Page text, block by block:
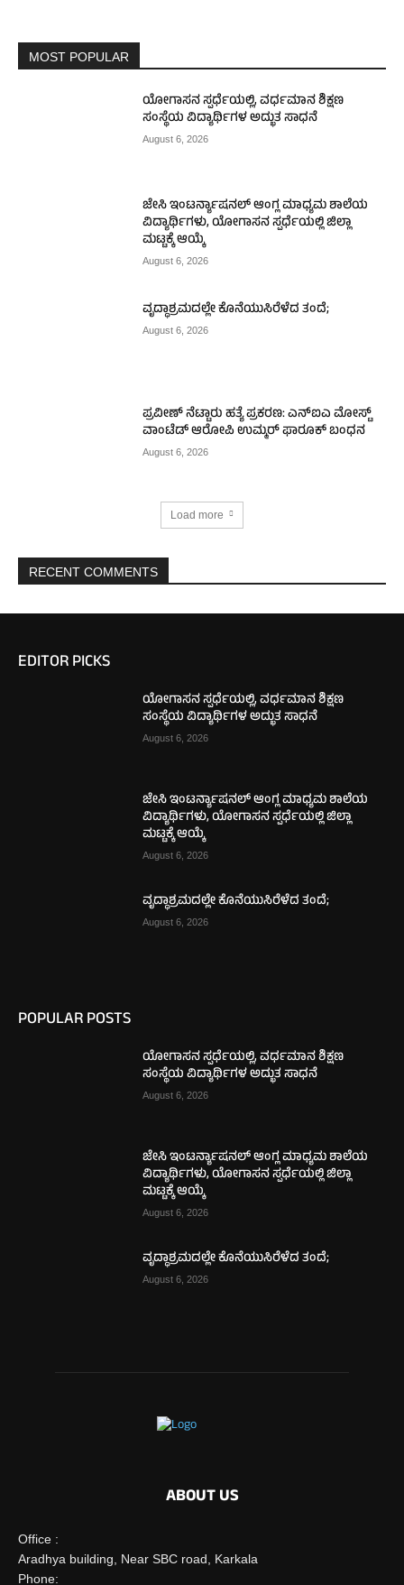
MOST POPULAR
ಯೋಗಾಸನ ಸ್ಪರ್ಧೆಯಲ್ಲಿ, ವರ್ಧಮಾನ ಶಿಕ್ಷಣ
ಸಂಸ್ಥೆಯ ವಿದ್ಯಾರ್ಥಿಗಳ ಅದ್ಭುತ ಸಾಧನೆ
August 6, 2026
ಜೇಸಿ ಇಂಟರ್ನ್ಯಾಷನಲ್ ಆಂಗ್ಲ ಮಾಧ್ಯಮ ಶಾಲೆಯ
ವಿದ್ಯಾರ್ಥಿಗಳು, ಯೋಗಾಸನ ಸ್ಪರ್ಧೆಯಲ್ಲಿ ಜಿಲ್ಲಾ
ಮಟ್ಟಕ್ಕೆ ಆಯ್ಕೆ
August 6, 2026
ವೃದ್ಧಾಶ್ರಮದಲ್ಲೇ ಕೊನೆಯುಸಿರೆಳೆದ ತಂದೆ;
August 6, 2026
ಪ್ರವೀಣ್ ನೆಟ್ಟಾರು ಹತ್ಯೆ ಪ್ರಕರಣ: ಎನ್‌ಐಎ ಮೋಸ್ಟ್‌
ವಾಂಟೆಡ್‌ ಆರೋಪಿ ಉಮ್ಮರ್ ಫಾರೂಕ್ ಬಂಧನ
August 6, 2026
Load more
RECENT COMMENTS
EDITOR PICKS
ಯೋಗಾಸನ ಸ್ಪರ್ಧೆಯಲ್ಲಿ, ವರ್ಧಮಾನ ಶಿಕ್ಷಣ
ಸಂಸ್ಥೆಯ ವಿದ್ಯಾರ್ಥಿಗಳ ಅದ್ಭುತ ಸಾಧನೆ
August 6, 2026
ಜೇಸಿ ಇಂಟರ್ನ್ಯಾಷನಲ್ ಆಂಗ್ಲ ಮಾಧ್ಯಮ ಶಾಲೆಯ
ವಿದ್ಯಾರ್ಥಿಗಳು, ಯೋಗಾಸನ ಸ್ಪರ್ಧೆಯಲ್ಲಿ ಜಿಲ್ಲಾ
ಮಟ್ಟಕ್ಕೆ ಆಯ್ಕೆ
August 6, 2026
ವೃದ್ಧಾಶ್ರಮದಲ್ಲೇ ಕೊನೆಯುಸಿರೆಳೆದ ತಂದೆ;
August 6, 2026
POPULAR POSTS
ಯೋಗಾಸನ ಸ್ಪರ್ಧೆಯಲ್ಲಿ, ವರ್ಧಮಾನ ಶಿಕ್ಷಣ
ಸಂಸ್ಥೆಯ ವಿದ್ಯಾರ್ಥಿಗಳ ಅದ್ಭುತ ಸಾಧನೆ
August 6, 2026
ಜೇಸಿ ಇಂಟರ್ನ್ಯಾಷನಲ್ ಆಂಗ್ಲ ಮಾಧ್ಯಮ ಶಾಲೆಯ
ವಿದ್ಯಾರ್ಥಿಗಳು, ಯೋಗಾಸನ ಸ್ಪರ್ಧೆಯಲ್ಲಿ ಜಿಲ್ಲಾ
ಮಟ್ಟಕ್ಕೆ ಆಯ್ಕೆ
August 6, 2026
ವೃದ್ಧಾಶ್ರಮದಲ್ಲೇ ಕೊನೆಯುಸಿರೆಳೆದ ತಂದೆ;
August 6, 2026
ABOUT US
Office :
Aradhya building, Near SBC road, Karkala
Phone: